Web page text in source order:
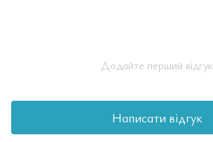
Додайте перший відгук
Написати відгук